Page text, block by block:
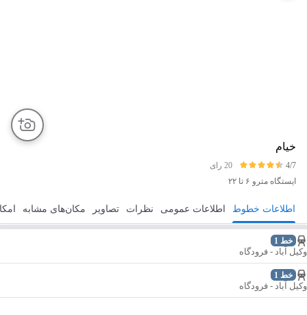
خیام
4/7
20 رای
ایستگاه مترو ۶ تا ۲۲
مسیریابی ذخیره ارسال اطلاعات خطوط اطلاعات عمومی نظرات تصاویر مکان‌های مشابه
خط 1
وکیل آباد - فرودگاه
خط 1
وکیل آباد - فرودگاه